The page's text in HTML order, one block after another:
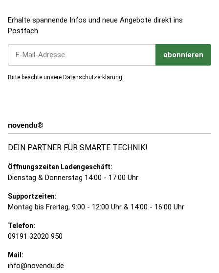
Erhalte spannende Infos und neue Angebote direkt ins
Postfach
abonnieren
Jetzt unseren Newsletter abonnieren
Bitte beachte unsere Datenschutzerklärung.
novendu®
DEIN PARTNER FÜR SMARTE TECHNIK!
Öffnungszeiten Ladengeschäft:
Dienstag & Donnerstag 14:00 - 17:00 Uhr
Supportzeiten:
Montag bis Freitag, 9:00 - 12:00 Uhr & 14:00 - 16:00 Uhr
Telefon:
09191 32020 950
Mail:
info@novendu.de